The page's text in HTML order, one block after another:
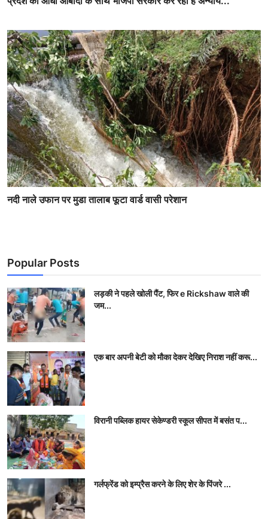
नदी नाले उफान पर मुडा तालाब फूटा वार्ड वासी परेशान
Popular Posts
लड़की ने पहले खोली पैंट, फिर e Rickshaw वाले की
जम...
एक बार अपनी बेटी को मौका देकर देखिए निराश नहीं करू...
विरानी पब्लिक हायर सेकेण्डरी स्कूल सीपत में बसंत प...
गर्लफ्रेंड को इम्‍प्रैस करने के लिए शेर के पिंजरे ...